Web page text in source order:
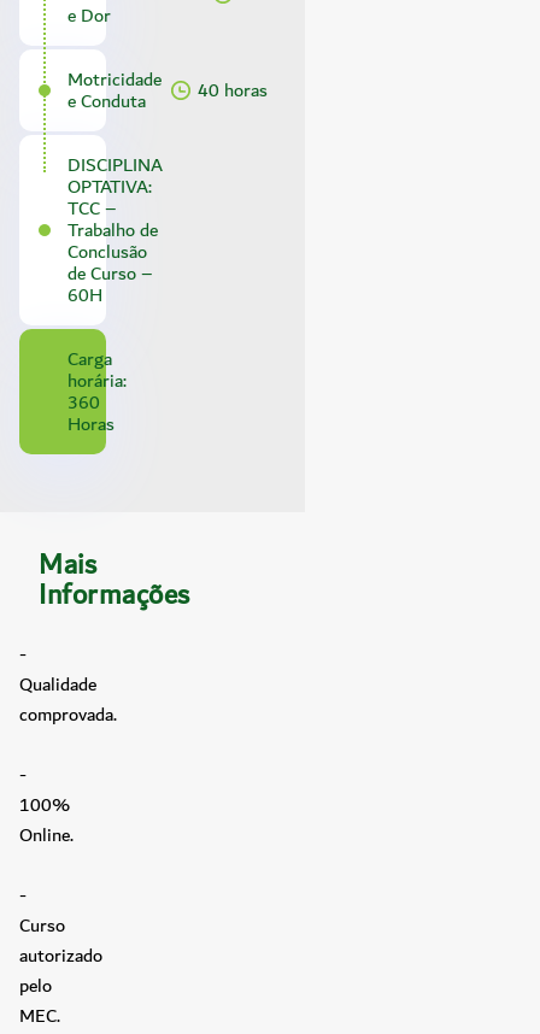
e Dor
Motricidade
e Conduta 40 horas
DISCIPLINA
OPTATIVA:
TCC –
Trabalho de
Conclusão
de Curso –
60H
Carga
horária:
360
Horas
Mais
Informações
-
Qualidade
comprovada.
-
100%
Online.
-
Curso
autorizado
pelo
MEC.